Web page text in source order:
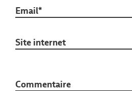
Email*
Site internet
Commentaire